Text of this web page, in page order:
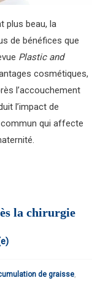
plus beau, la
de bénéfices que
Plastic and
cosmétiques,
l’accouchement
l’impact de
commun qui affecte
la chirurgie
de graisse,